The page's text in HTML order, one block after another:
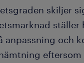
skiljer
ställer
anpassning och